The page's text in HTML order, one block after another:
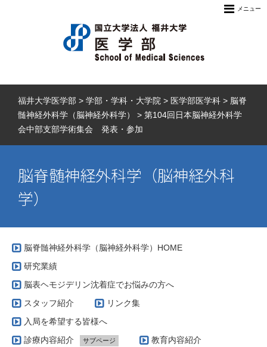
メニュー
福井大学医学部 > 学部・学科・大学院 > 医学部医学科 > 脳脊
髄神経外科学（脳神経外科学）
> 第104回日本脳神経外科学
会中部支部学術集会 発表・参加
脳脊髄神経外科学（脳神経外科
学）
脳脊髄神経外科学（脳神経外科学）HOME
研究業績
脳表ヘモジデリン沈着症でお悩みの方へ
スタッフ紹介
リンク集
入局を希望する皆様へ
診療内容紹介
サブページ
教育内容紹介